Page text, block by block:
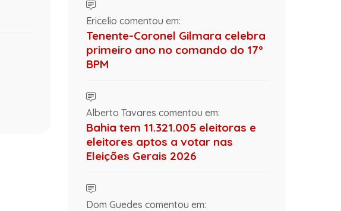
Ericelio comentou em:
Tenente-Coronel Gilmara celebra
primeiro ano no comando do 17º
BPM
Alberto Tavares comentou em:
Bahia tem 11.321.005 eleitoras e
eleitores aptos a votar nas
Eleições Gerais 2026
Dom Guedes comentou em: